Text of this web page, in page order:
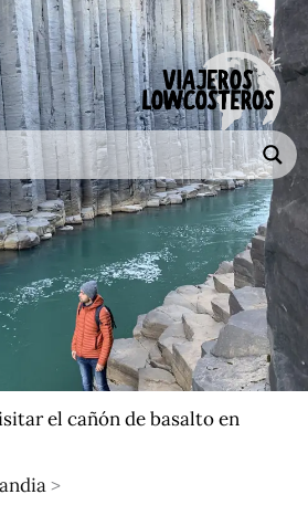
el cañón de basalto en
>